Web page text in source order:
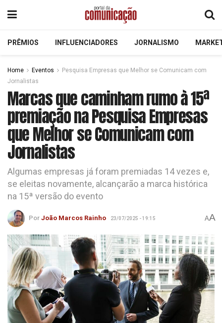
PRÊMIOS INFLUENCIADORES JORNALISMO
Home Eventos
Pesquisa Empresas que Melhor se Comunicam com
Jornalistas
Marcas que caminham rumo à 15ª
premiação na Pesquisa Empresas
que Melhor se Comunicam com
Jornalistas
Algumas empresas já foram premiadas 14 vezes e,
se eleitas novamente, alcançarão a marca histórica
na 15ª versão do evento
Por João Marcos Rainho 23/07/2025 - 19:15 AA